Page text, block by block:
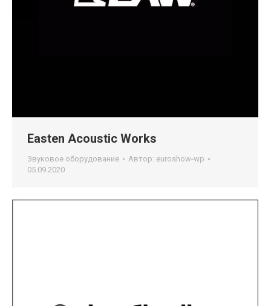
Easten Acoustic Works
Звуковое оборудование Автор: euroshow-wp
05.09.2020